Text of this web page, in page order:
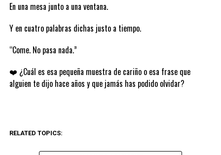
En una mesa junto a una ventana.
Y en cuatro palabras dichas justo a tiempo.
“Come. No pasa nada.”
❤️ ¿Cuál es esa pequeña muestra de cariño o esa frase que
alguien te dijo hace años y que jamás has podido olvidar?
RELATED TOPICS: